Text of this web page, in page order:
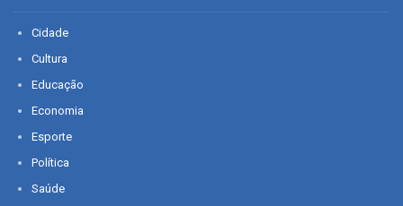
Cidade
Cultura
Educação
Economia
Esporte
Política
Saúde